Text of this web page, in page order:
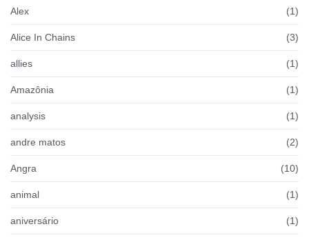
Alex (1)
Alice In Chains (3)
allies (1)
Amazônia (1)
analysis (1)
andre matos (2)
Angra (10)
animal (1)
aniversário (1)